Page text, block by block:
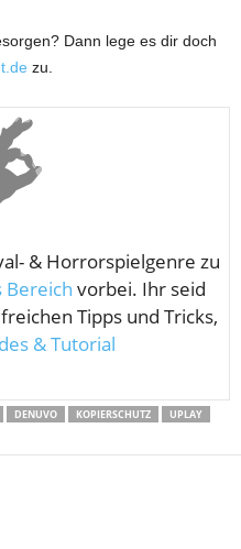
Dann lege es dir doch
zu.
& Horrorspielgenre zu
Bereich vorbei. Ihr seid
Tipps und Tricks,
& Tutorial
DENUVO KOPIERSCHUTZ
UPLAY